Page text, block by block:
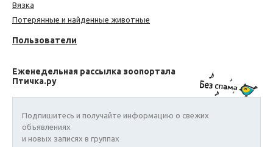
Вязка
Потерянные и найденные животные
Пользователи
Еженедельная рассылка зоопортала
Птичка.ру
Подпишитесь и получайте информацию о свежих
объявлениях
и новых записях в группах